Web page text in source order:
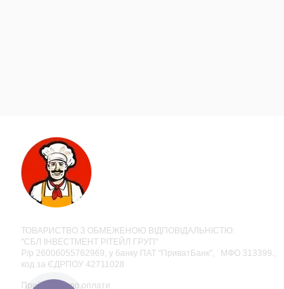
ТОВАРИСТВО З ОБМЕЖЕНОЮ ВІДПОВІДАЛЬНІСТЮ:
"СБЛ ІНВЕСТМЕНТ РІТЕЙЛ ГРУП"
Р/р 26006055762969, у банку ПАТ "ПриватБанк", МФО 313399.,
код за ЄДРПОУ 42711028
Приймаємо до оплати